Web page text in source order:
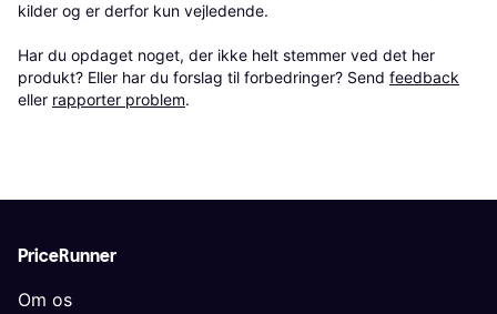
kilder og er derfor kun vejledende.
Har du opdaget noget, der ikke helt stemmer ved det her
produkt? Eller har du forslag til forbedringer? Send feedback
eller rapporter problem.
PriceRunner
Om os